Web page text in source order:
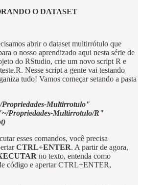
O DATASET
abrir o dataset multirrótulo que
o nosso aprendizado aqui nesta série de
do RStudio, crie um novo script R e
Nesse script a gente vai testando
tudo! Vamos começar setando a pasta
Multirrotulo"
Propriedades-Multirrotulo/R"
esses comandos, você precisa
CTRL+ENTER. A partir de agora,
no texto, entenda como
código e apertar CTRL+ENTER,